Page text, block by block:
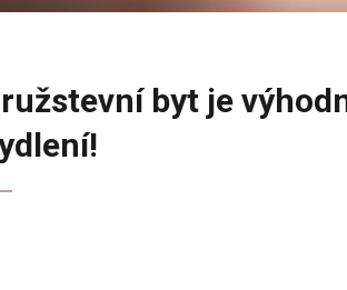
byt je